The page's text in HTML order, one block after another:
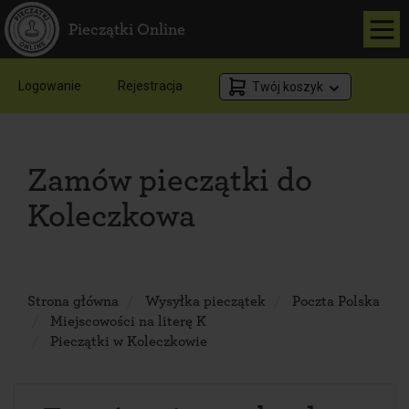
Pieczątki Online
Logowanie Rejestracja Twój koszyk
Zamów pieczątki do
Koleczkowa
Strona główna Wysyłka pieczątek
Poczta Polska
Miejscowości na literę K
Pieczątki w Koleczkowie